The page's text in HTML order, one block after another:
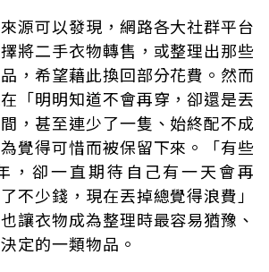
源可以發現，網路各大社群平台
將二手衣物轉售，或整理出那些
，希望藉此換回部分花費。然而
「明明知道不會再穿，卻還是丟
，甚至連少了一隻、始終配不成
覺得可惜而被保留下來。「有些
，卻一直期待自己有一天會再
不少錢，現在丟掉總覺得浪費」
讓衣物成為整理時最容易猶豫、
定的一類物品。